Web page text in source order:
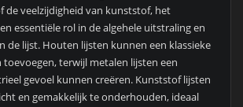
de veelzijdigheid van kunststof, het
essentiële rol in de algehele uitstraling en
de lijst. Houten lijsten kunnen een klassieke
terwijl metalen lijsten een
gevoel kunnen creëren. Kunststof lijsten
en gemakkelijk te onderhouden, ideaal